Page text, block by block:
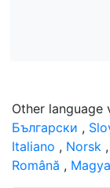
Other language
Български ,
Italiano , Norsk ,
Română ,